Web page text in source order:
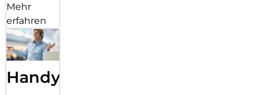
Mehr
erfahren
Handy